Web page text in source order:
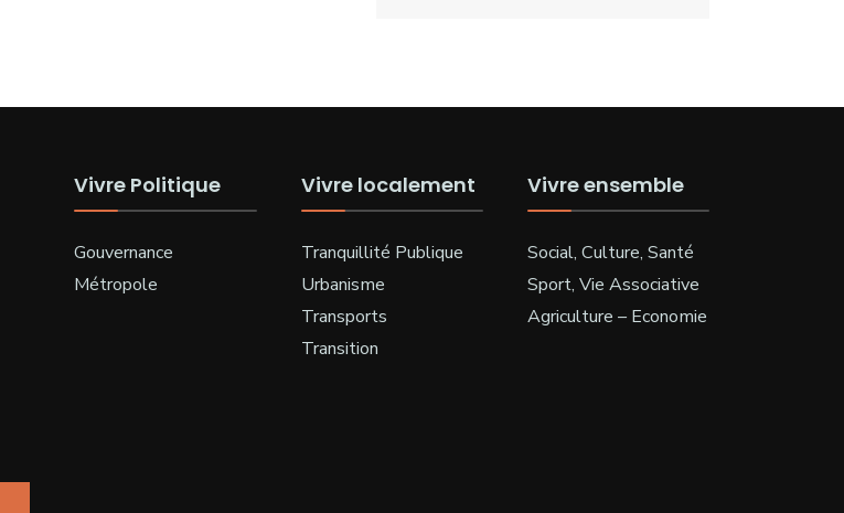
Vivre Politique
Gouvernance
Métropole
Vivre localement
Tranquillité Publique
Urbanisme
Transports
Transition
Vivre ensemble
Social, Culture, Santé
Sport, Vie Associative
Agriculture – Economie